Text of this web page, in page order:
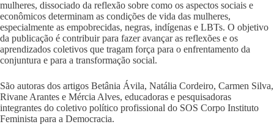
mulheres, dissociado da reflexão sobre como os aspectos sociais e
econômicos determinam as condições de vida das mulheres,
especialmente as empobrecidas, negras, indígenas e LBTs. O objetivo
da publicação é contribuir para fazer avançar as reflexões e os
aprendizados coletivos que tragam força para o enfrentamento da
conjuntura e para a transformação social.
São autoras dos artigos Betânia Ávila, Natália Cordeiro, Carmen Silva,
Rivane Arantes e Mércia Alves, educadoras e pesquisadoras
integrantes do coletivo político profissional do SOS Corpo Instituto
Feminista para a Democracia.